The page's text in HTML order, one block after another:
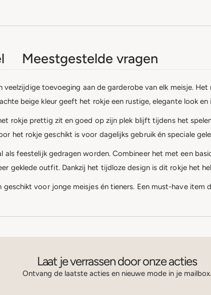
Meestgestelde vragen
veelzijdige toevoeging aan de garderobe van elk meisje.
beige kleur geeft het rokje een rustige, elegante look
rokje prettig zit en goed op zijn plek blijft tijdens het
het rokje geschikt is voor dagelijks gebruik én speciale
als feestelijk gedragen worden. Combineer het met een
geklede outfit. Dankzij het tijdloze design is dit rokje het
geschikt voor jonge meisjes én tieners. Een must-have
Laat je verrassen door onze acties
Ontvang de laatste acties en nieuwe mode in je mailbox.